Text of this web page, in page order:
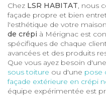
Chez LSR HABITAT, nous
façade propre et bien
l'esthétique de votre
de crépi à Mérignac est
spécifiques de chaque
avancées et des produits
Que vous ayez besoin d'une
sous toiture ou d'une pose
façade extérieure en crépi
équipe expérimentée est